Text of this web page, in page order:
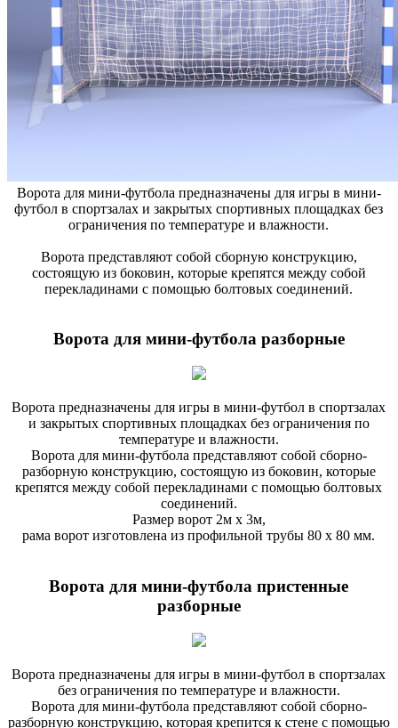
Ворота для мини-футбола предназначены для игры в мини-
футбол в спортзалах и закрытых спортивных площадках без
ограничения по температуре и влажности.
Ворота представляют собой сборную конструкцию,
состоящую из боковин, которые крепятся между собой
перекладинами с помощью болтовых соединений.
Ворота для мини-футбола разборные
Ворота предназначены для игры в мини-футбол в спортзалах
и закрытых спортивных площадках без ограничения по
температуре и влажности.
Ворота для мини-футбола представляют собой сборно-
разборную конструкцию, состоящую из боковин, которые
крепятся между собой перекладинами с помощью болтовых
соединений.
Размер ворот 2м х 3м,
рама ворот изготовлена из профильной трубы 80 х 80 мм.
Ворота для мини-футбола пристенные
разборные
Ворота предназначены для игры в мини-футбол в спортзалах
без ограничения по температуре и влажности.
Ворота для мини-футбола представляют собой сборно-
разборную конструкцию, которая крепится к стене с помощью